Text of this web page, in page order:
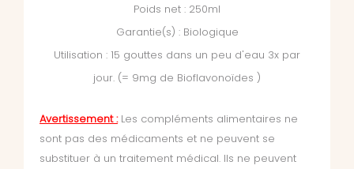
Poids net : 250ml
Garantie(s) : Biologique
Utilisation : 15 gouttes dans un peu d'eau 3x par
jour. (= 9mg de Bioflavonoïdes )
Avertissement : Les compléments alimentaires ne
sont pas des médicaments et ne peuvent se
substituer à un traitement médical. Ils ne peuvent